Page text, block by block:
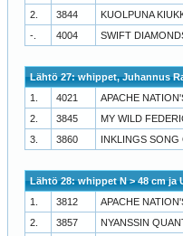
2.
3844 KUOLPUNA
-.
4004 SWIFT
Lähtö 27: whippet, Juhannus
1.
4021 APACHE
2.
3845 MY WILD
3.
3860 INKLINGS SONG
Lähtö 28: whippet N > 48 cm ja
1.
3812 APACHE
2.
3857 NYANSSIN